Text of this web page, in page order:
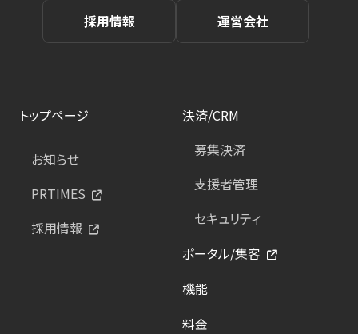
採用情報 運営会社
トップページ
お知らせ
PRTIMES
採用情報
決済/CRM
募集決済
支援者管理
セキュリティ
ポータル/集客
機能
料金